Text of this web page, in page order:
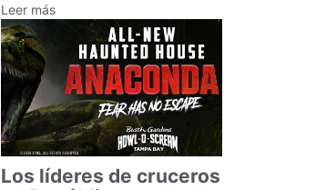
Leer más
Los líderes de cruceros